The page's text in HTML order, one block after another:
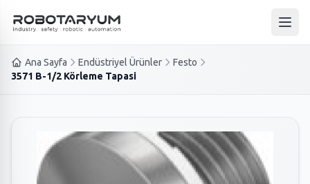
Ana içeriğe geç
Ana
Ana Sayfa Endüstriyel Ürünler
Festo
3571 B-1/2 Körleme Tapasi